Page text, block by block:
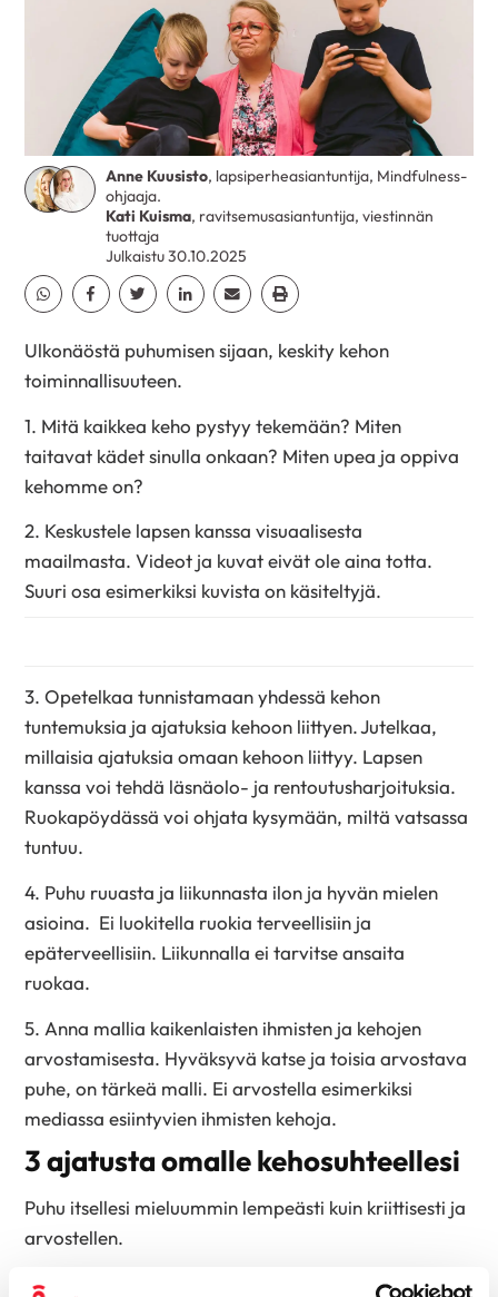
Anne Kuusisto, lapsiperheasiantuntija, Mindfulness-
ohjaaja.
Kati Kuisma, ravitsemusasiantuntija, viestinnän
tuottaja
Julkaistu 30.10.2025
Jaa Whatsapp
Jaa Facebook
Jaa TwitterJaa Linkedin
Jaa EmailJaa Print
Ulkonäöstä puhumisen sijaan, keskity kehon
toiminnallisuuteen.
1. Mitä kaikkea keho pystyy tekemään? Miten
taitavat kädet sinulla onkaan? Miten upea ja oppiva
kehomme on?
2. Keskustele lapsen kanssa visuaalisesta
maailmasta. Videot ja kuvat eivät ole aina totta.
Suuri osa esimerkiksi kuvista on käsiteltyjä.
3. Opetelkaa tunnistamaan yhdessä kehon
tuntemuksia ja ajatuksia kehoon liittyen. Jutelkaa,
millaisia ajatuksia omaan kehoon liittyy. Lapsen
kanssa voi tehdä läsnäolo- ja rentoutusharjoituksia.
Ruokapöydässä voi ohjata kysymään, miltä vatsassa
tuntuu.
4. Puhu ruuasta ja liikunnasta ilon ja hyvän mielen
asioina. Ei luokitella ruokia terveellisiin ja
epäterveellisiin. Liikunnalla ei tarvitse ansaita
ruokaa.
5. Anna mallia kaikenlaisten ihmisten ja kehojen
arvostamisesta. Hyväksyvä katse ja toisia arvostava
puhe, on tärkeä malli. Ei arvostella esimerkiksi
mediassa esiintyvien ihmisten kehoja.
3 ajatusta omalle kehosuhteellesi
Puhu itsellesi mieluummin lempeästi kuin kriittisesti ja
arvostellen.
Oma kehoni on arvokas ja hyvä. Haluan pitää